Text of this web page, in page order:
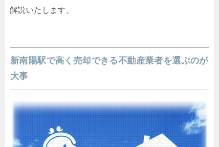
解説いたします。
新南陽駅で高く売却できる不動産業者を選ぶのが
大事